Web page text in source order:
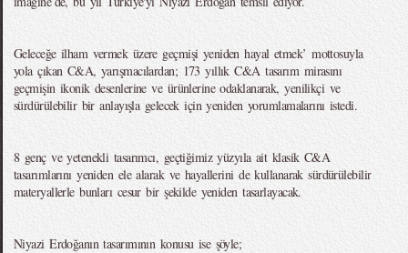
Geleceğe ilham vermek üzere geçmişi yeniden hayal etmek’ mottosuyla
yola çıkan C&A, yarışmacılardan; 173 yıllık C&A tasarım mirasını
geçmişin ikonik desenlerine ve ürünlerine odaklanarak, yenilikçi ve
sürdürülebilir bir anlayışla gelecek için yeniden yorumlamalarını istedi.
8 genç ve yetenekli tasarımcı, geçtiğimiz yüzyıla ait klasik C&A
tasarımlarını yeniden ele alarak ve hayallerini de kullanarak sürdürülebilir
materyallerle bunları cesur bir şekilde yeniden tasarlayacak.
Niyazi Erdoğanın tasarımının konusu ise şöyle;